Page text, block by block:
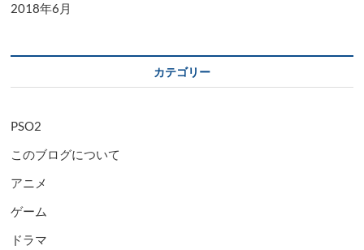
2018年6月
カテゴリー
PSO2
このブログについて
アニメ
ゲーム
ドラマ